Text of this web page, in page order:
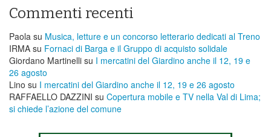
Commenti recenti
Paola su Musica, letture e un concorso letterario dedicati al Treno
IRMA su Fornaci di Barga e il Gruppo di acquisto solidale
Giordano Martinelli su I mercatini del Giardino anche il 12, 19 e
26 agosto
Lino su I mercatini del Giardino anche il 12, 19 e 26 agosto
RAFFAELLO DAZZINI su ​Copertura mobile e TV nella Val di Lima;
si chiede l’azione del comune